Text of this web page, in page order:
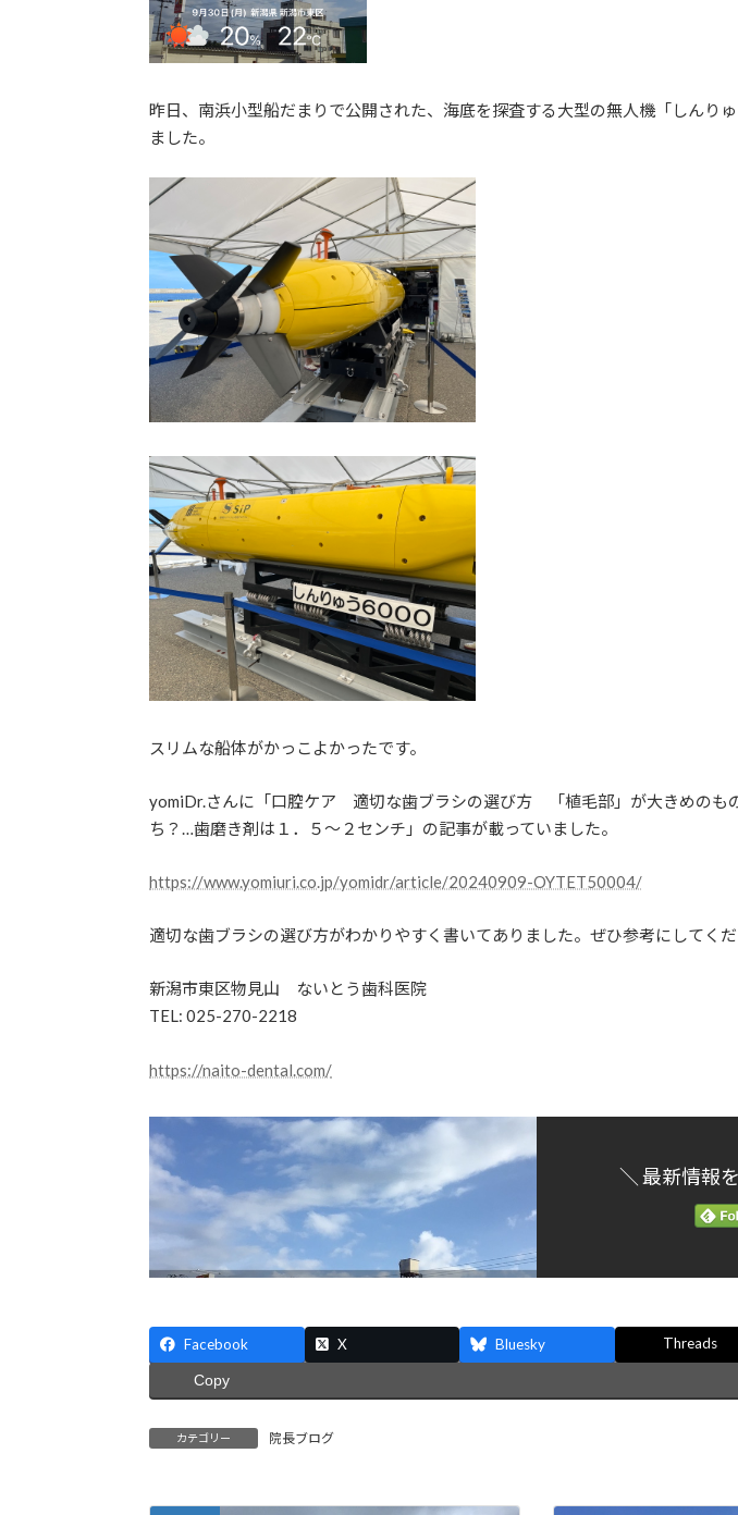
昨日、南浜小型船だまりで公開された、海底を探査する大型の無人機「しんり
ました。
スリムな船体がかっこよかったです。
yomiDr.さんに「口腔ケア 適切な歯ブラシの選び方 「植毛部」が大きめのも
ち？…歯磨き剤は１．５～２センチ」の記事が載っていました。
https://www.yomiuri.co.jp/yomidr/article/20240909-OYTET50004/
適切な歯ブラシの選び方がわかりやすく書いてありました。ぜひ参考にしてくだ
新潟市東区物見山 ないとう歯科医院
TEL: 025-270-2218
https://naito-dental.com/
＼ 最新情報
Facebook X Bluesky Threads
Copy
カテゴリー 院長ブログ